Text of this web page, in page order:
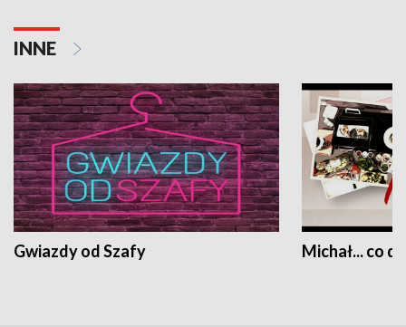
INNE
Gwiazdy od Szafy Michał... co